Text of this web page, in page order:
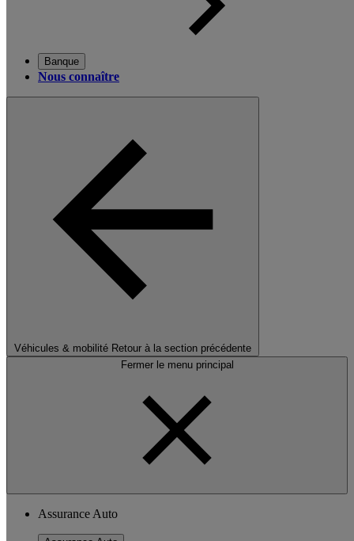
Banque
Nous connaître
Véhicules & mobilité Retour à la section précédente
Fermer le menu principal
Assurance Auto